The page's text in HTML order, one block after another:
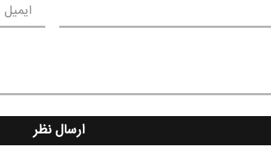
ایمیل
ارسال نظر